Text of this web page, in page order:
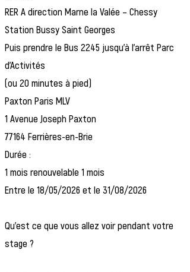
RER A direction Marne la Valée – Chessy
Station Bussy Saint Georges
Puis prendre le Bus 2245 jusqu’à l’arrêt Parc
d’Activités
(ou 20 minutes à pied)
Paxton Paris MLV
1 Avenue Joseph Paxton
77164 Ferrières-en-Brie
Durée :
1 mois renouvelable 1 mois
Entre le 18/05/2026 et le 31/08/2026
Qu’est ce que vous allez voir pendant votre
stage ?